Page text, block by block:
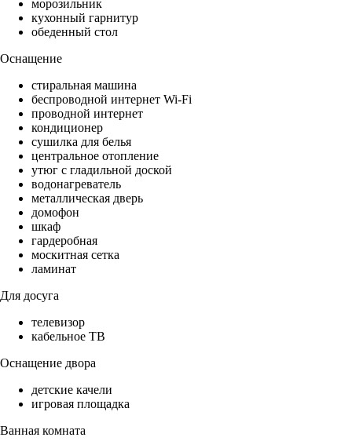
морозильник
кухонный гарнитур
обеденный стол
Оснащение
стиральная машина
беспроводной интернет Wi-Fi
проводной интернет
кондиционер
сушилка для белья
центральное отопление
утюг с гладильной доской
водонагреватель
металлическая дверь
домофон
шкаф
гардеробная
москитная сетка
ламинат
Для досуга
телевизор
кабельное ТВ
Оснащение двора
детские качели
игровая площадка
Ванная комната